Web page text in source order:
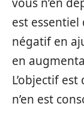
est
négatif en
en
L’objectif
n’en est